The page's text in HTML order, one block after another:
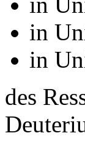
in
in
des